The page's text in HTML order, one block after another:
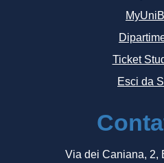
Ticket
Esci da
Via dei Caniana, 2,